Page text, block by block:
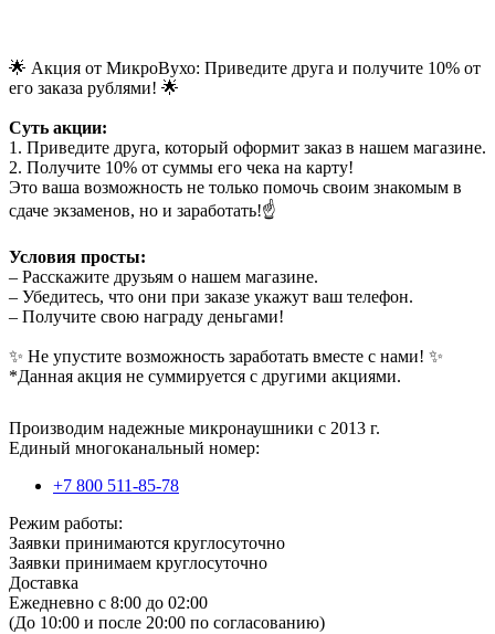
🌟 Акция от МикроВухо: Приведите друга и получите 10% от
его заказа рублями! 🌟
Суть акции:
1. Приведите друга, который оформит заказ в нашем магазине.
2. Получите 10% от суммы его чека на карту!
Это ваша возможность не только помочь своим знакомым в
сдаче экзаменов, но и заработать!☝️
Условия просты:
– Расскажите друзьям о нашем магазине.
– Убедитесь, что они при заказе укажут ваш телефон.
– Получите свою награду деньгами!
✨ Не упустите возможность заработать вместе с нами! ✨
*Данная акция не суммируется с другими акциями.
Производим надежные микронаушники с 2013 г.
Единый многоканальный номер:
+7 800 511-85-78
Режим работы:
Заявки принимаются круглосуточно
Заявки принимаем круглосуточно
Доставка
Ежедневно с 8:00 до 02:00
(До 10:00 и после 20:00 по согласованию)